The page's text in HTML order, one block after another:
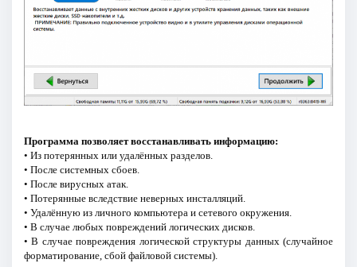
Программа позволяет восстанавливать информацию:
• Из потерянных или удалённых разделов.
• После системных сбоев.
• После вирусных атак.
• Потерянные вследствие неверных инсталляций.
• Удалённую из личного компьютера и сетевого окружения.
• В случае любых повреждений логических дисков.
• В случае повреждения логической структуры данных (случайное
форматирование, сбой файловой системы).